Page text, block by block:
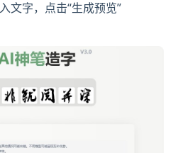
文字，点击“生成预览”